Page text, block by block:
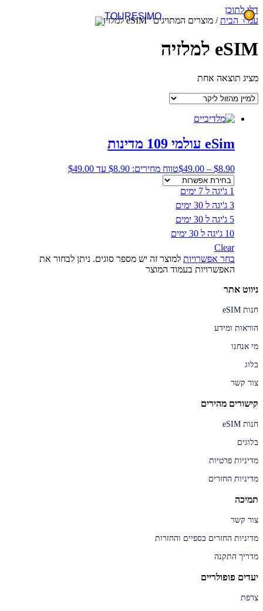
דלג לתוכן
0
עמוד הבית/ מוצרים המתויגים “eSIM למלזיה”
eSIM למלזיה
מציג תוצאה אחת
eSim עולמי 109 מדינות
$8.90
–
$49.00 טווח מחירים: ⁦$8.90⁩ עד ⁦$49.00⁩
1 ג'יגה ל 7 ימים
3 ג'יגה ל 30 ימים
5 ג'יגה ל 30 ימים
10 ג'יגה ל 30 ימים
Clear
בחר אפשרויות למוצר זה יש מספר סוגים. ניתן לבחור את
האפשרויות בעמוד המוצר
ניווט אתר
חנות eSIM
הוראות ומידע
מי אנחנו
בלוג
צור קשר
קישורים מהירים
חנות eSIM
בלוגים
מדיניות פרטיות
מדיניות החזרים
תמיכה
צור קשר
מדיניות החזרים כספיים והחזרות
מדריך התקנה
יעדים פופולריים
צרפת